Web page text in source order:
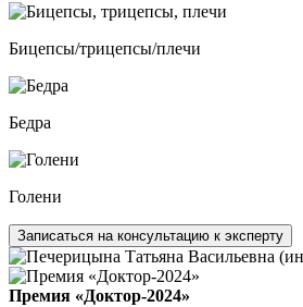
Бицепсы/трицепсы/плечи
Бедра
Голени
Записаться на консультацию к эксперту
Премия «Доктор-2024»